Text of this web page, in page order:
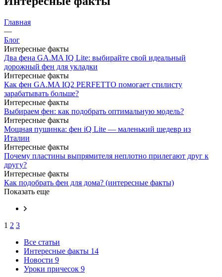
Главная
—
Блог
Интересные факты
Два фена GA.MA IQ Lite: выбирайте свой идеальный
дорожный фен для укладки
Интересные факты
Как фен GA.MA IQ2 PERFETTO помогает стилисту
зарабатывать больше?
Интересные факты
Выбираем фен: как подобрать оптимальную модель?
Интересные факты
Мощная пушинка: фен iQ Lite — маленький шедевр из
Италии
Интересные факты
Почему пластины выпрямителя неплотно прилегают друг к
другу?
Интересные факты
Как подобрать фен для дома? (интересные факты)
Показать еще
1 2 3
Все статьи
Интересные факты 14
Новости 9
Уроки причесок 9